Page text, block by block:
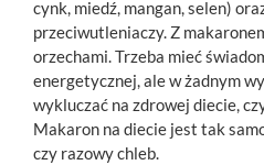
cynk, miedź, mangan, selen)
przeciwutleniaczy. Z
orzechami. Trzeba mieć
energetycznej, ale w żadnym
wykluczać na zdrowej diecie,
Makaron na diecie jest tak
czy razowy chleb.